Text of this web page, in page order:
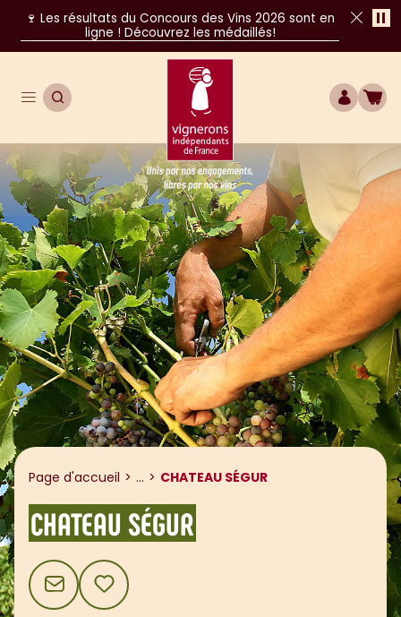
🍷 Les résultats du Concours des Vins 2026 sont en
ligne ! Découvrez les médaillés!
Ouvrir le menu de navigation
OUVRIR LA RECHERCHE
Unis par nos engagements, libres par
COMPTE
Page d'accueil ... Afficher le fil d'ariane
CHATEAU SÉGUR
CHATEAU SÉGUR
CONTACTAJOUTER AUX FAVORIS